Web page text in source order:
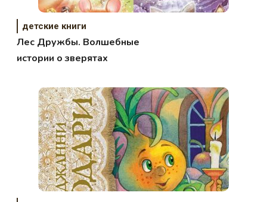
детские книги
Лес Дружбы. Волшебные
истории о зверятах